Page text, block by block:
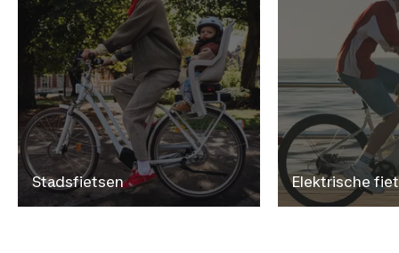
Stadsfietsen Elektrische